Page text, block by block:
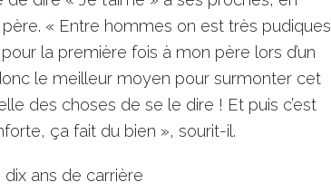
« Entre hommes on est très
la première fois à mon père lors d’un
le meilleur moyen pour surmonter cet
des choses de se le dire ! Et puis c’est
ça fait du bien », sourit-il.
ans de carrière